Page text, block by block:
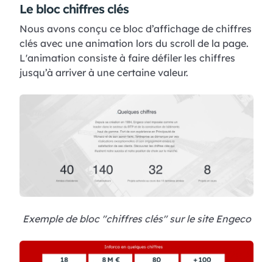
Le bloc chiffres clés
Nous avons conçu ce bloc d’affichage de chiffres
clés avec une animation lors du scroll de la page.
L'animation consiste à faire défiler les chiffres
jusqu’à arriver à une certaine valeur.
Exemple de bloc "chiffres clés" sur le site Engeco